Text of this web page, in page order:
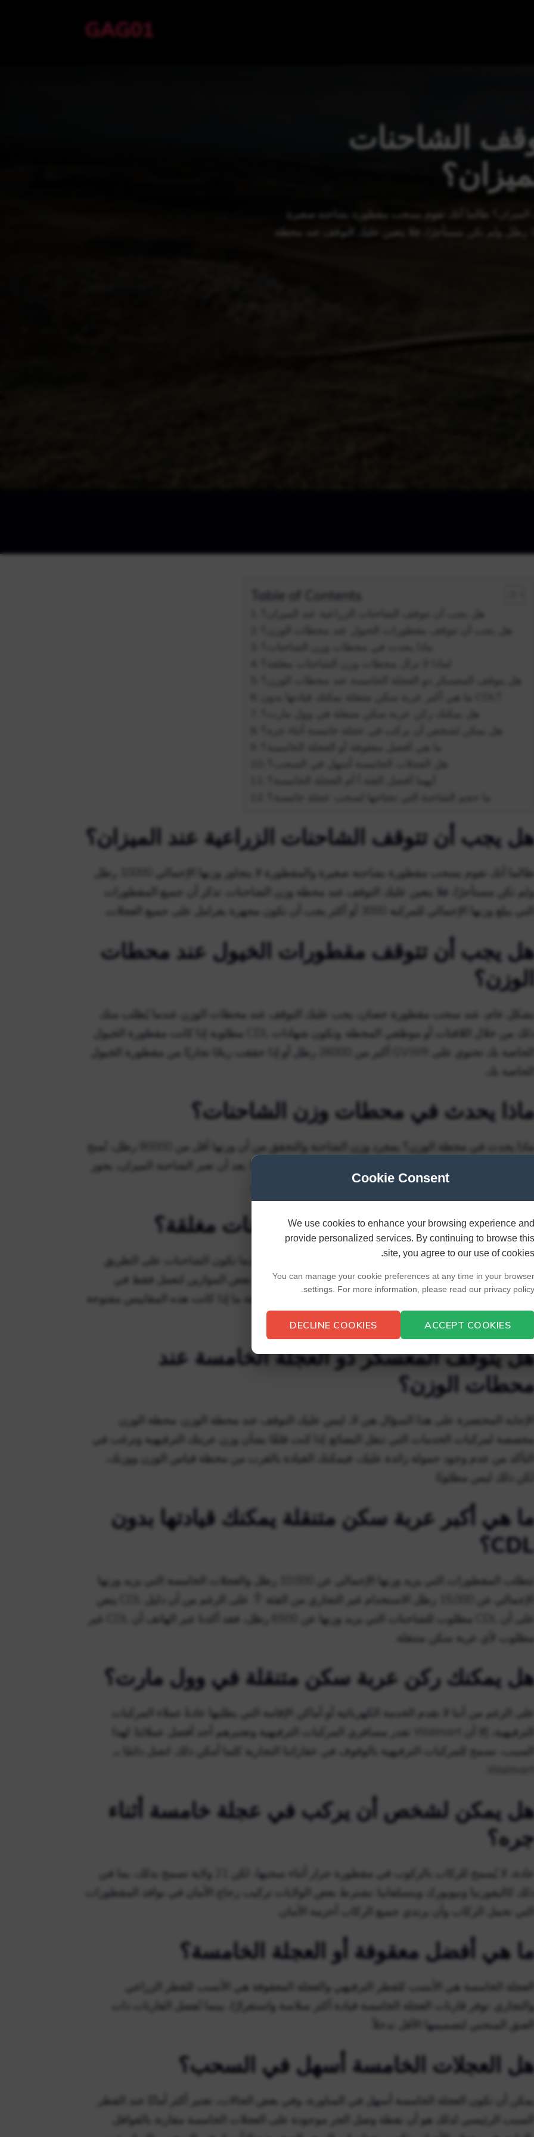
Cookie Consent
We use cookies to enhance your browsing experience and
provide personalized services. By continuing to browse this
site, you agree to our use of cookies.
You can manage your cookie preferences at any time in your browser
settings. For more information, please read our privacy policy.
ACCEPT COOKIES
DECLINE COOKIES
GAG01
الشاحنات
طالما أنك تقوم بسحب مقطورة بشاحنة صغيرة
والمقطورة لا يتجاوز وزنها الإجمالي 10000 رطل ولم تكن مستأجرًا، فلا يتعين عليك التوقف عند محطة
Table of Contents
هل العجلات الخامسة أسهل في السحب؟
أيهما أفضل الفئة أ أم العجلة الخامسة؟
ما حجم الشاحنة التي تحتاجها لسحب عجلة خامسة؟
هل يجب أن تتوقف الشاحنات الزراعية عند الميزان؟
طالما أنك تقوم بسحب مقطورة بشاحنة صغيرة والمقطورة لا يتجاوز وزنها الإجمالي 10000 رطل
ولم تكن مستأجرًا، فلا يتعين عليك التوقف عند محطة وزن الشاحنات. تذكر أن جميع المقطورات
التي يبلغ وزنها الإجمالي للمركبة 3000 أو أكثر يجب أن تكون مجهزة بفرامل على جميع العجلات.
هل يجب أن تتوقف مقطورات الخيول عند محطات
الوزن؟
بشكل عام، عند سحب مقطورة حصان، يجب عليك التوقف عند محطات الوزن عندما يُطلب منك
ذلك من خلال اللافتات أو موظفي المحطة. وتكون شهادات CDL مطلوبة إذا كانت مقطورة الخيول
الخاصة بك تحتوي على GVWR أكبر من 26000 رطل أو إذا حققت ربحًا تجاريًا من مقطورة الخيول
الخاصة بك.
ماذا يحدث في محطات وزن الشاحنات؟
ماذا يحدث في محطة الوزن؟ بمجرد وزن الشاحنة والتحقق من أن وزنها أقل من 80000 رطل، تُمنح
الشاحنة الضوء الأخضر لمغادرة محطة الوزن واستئناف طريقها. بعد أن تعبر الشاحنة الميزان، يجوز
لمفتش وزارة النقل أو الولاية وضع علامة على الشاحنة للفحص.
لماذا لا تزال محطات وزن الشاحنات مغلقة؟
إن الميزانيات الفيدرالية وحكومات الولايات وساعات العمل عندما تكون الشاحنات على الطريق
بشكل متكرر هي الأسباب البسيطة لإغلاق الموازين. تم تصميم بعض الموازين لتعمل فقط في
أوقات معينة من السنة. تحدد أوقات الحصاد في كل ولاية ومنطقة ما إذا كانت هذه المقاييس مفتوحة
أم لا.
هل يتوقف المعسكر ذو العجلة الخامسة عند
محطات الوزن؟
الإجابة المختصرة على هذا السؤال هي لا، ليس عليك التوقف عند محطة الوزن. محطة الوزن
مخصصة لمركبات الخدمات التي تنقل البضائع. إذا كنت قلقًا بشأن وزن عربتك الترفيهية وترغب في
التأكد من عدم وجود حمولة زائدة عليك، فيمكنك القيادة بالقرب من محطة قياس الوزن ووزنك،
لكن ذلك ليس مطلوبًا.
ما هي أكبر عربة سكن متنقلة يمكنك قيادتها بدون
CDL؟
تتطلب المقطورات التي يزيد وزنها الإجمالي عن 10.000 رطل والعجلات الخامسة التي يزيد وزنها
الإجمالي عن 15.000 رطل الاستخدام غير التجاري من الفئة “أ”. على الرغم من أن دليل CDL ينص
على أن CDL مطلوب للشاحنات التي يزيد وزنها عن 6500 رطل، فقد أكدنا عبر الهاتف أن CDL غير
مطلوب لأي عربة سكن متنقلة.
هل يمكنك ركن عربة سكن متنقلة في وول مارت؟
على الرغم من أننا لا نقدم الخدمة الكهربائية أو أماكن الإقامة التي يطلبها عادةً عملاء المركبات
الترفيهية، إلا أن Walmart تقدر مسافري المركبات الترفيهية وتعتبرهم أحد أفضل عملائنا. لهذا
السبب، نسمح للمركبات الترفيهية بالوقوف في عقاراتنا التجارية كلما أمكن ذلك. اتصل دائمًا بـ
هل يمكن لشخص أن يركب في عجلة خامسة أثناء
جره؟
عادة، لا يُسمح للركاب بالركوب في مقطورة جرار أثناء سحبها، لكن 21 ولاية تسمح بذلك، بما في
ذلك كاليفورنيا ونيويورك وبنسلفانيا. تشترط بعض الولايات تركيب زجاج الأمان في نوافذ المقطورات
التي تحمل الركاب وأن يرتدي جميع الركاب أحزمة الأمان.
ما هي أفضل معقوفة أو العجلة الخامسة؟
العجلة الخامسة هي الأنسب للقطر الترفيهي والعجلة المعقوفة هي الأنسب للقطر الزراعي
والتجاري. توفر قارنات العجلة الخامسة قيادة أكثر سلاسة واستقرارًا، بينما تُفضل القارنات ذات
العنق المنحني لتصميمها الأقل تدخلاً.
هل العجلات الخامسة أسهل في السحب؟
يمكن أن تكون العجلة الخامسة أسهل في المناورة، وفي بعض الحالات، تعتبر أكثر أمانًا عند القطر.
السبب الرئيسي لذلك هو أن نقطة وصل الجر موجودة على العجلات الخامسة مقارنة بالقوافل.